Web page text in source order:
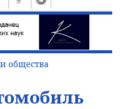
общества